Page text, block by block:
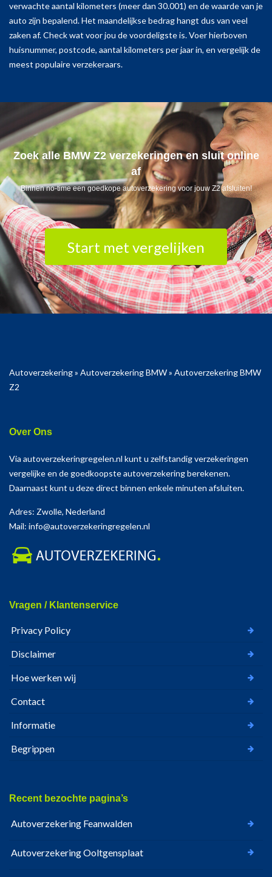
verwachte aantal kilometers (meer dan 30.001) en de waarde van je
auto zijn bepalend. Het maandelijkse bedrag hangt dus van veel
zaken af. Check wat voor jou de voordeligste is. Voer hierboven
huisnummer, postcode, aantal kilometers per jaar in, en vergelijk de
meest populaire verzekeraars.
Zoek alle BMW Z2 verzekeringen en sluit online
af
Binnen no-time een goedkope autoverzekering voor jouw Z2 afsluiten!
Start met vergelijken
Autoverzekering» Autoverzekering BMW» Autoverzekering BMW
Z2
Over Ons
Via autoverzekeringregelen.nl kunt u zelfstandig verzekeringen
vergelijke en de goedkoopste autoverzekering berekenen.
Daarnaast kunt u deze direct binnen enkele minuten afsluiten.
Adres: Zwolle, Nederland
Mail: info@autoverzekeringregelen.nl
Vragen / Klantenservice
Privacy Policy
Disclaimer
Hoe werken wij
Contact
Informatie
Begrippen
Recent bezochte pagina’s
Autoverzekering Feanwalden
Autoverzekering Ooltgensplaat